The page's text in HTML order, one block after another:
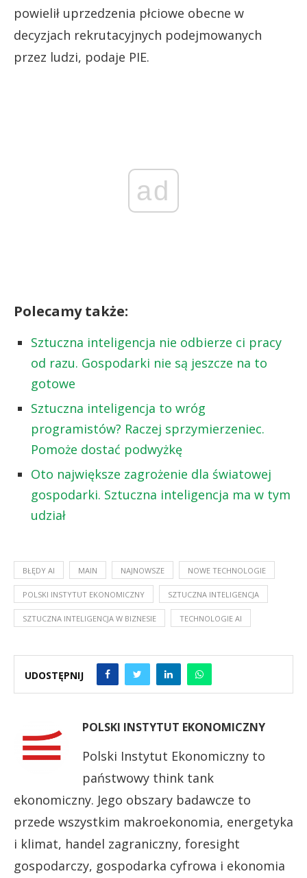
powielił uprzedzenia płciowe obecne w
decyzjach rekrutacyjnych podejmowanych
przez ludzi, podaje PIE.
ad
Polecamy także:
Sztuczna inteligencja nie odbierze ci pracy
od razu. Gospodarki nie są jeszcze na to
gotowe
Sztuczna inteligencja to wróg
programistów? Raczej sprzymierzeniec.
Pomoże dostać podwyżkę
Oto największe zagrożenie dla światowej
gospodarki. Sztuczna inteligencja ma w tym
udział
BŁĘDY AI MAIN NAJNOWSZE NOWE TECHNOLOGIE
POLSKI INSTYTUT EKONOMICZNY SZTUCZNA INTELIGENCJA
SZTUCZNA INTELIGENCJA W BIZNESIE TECHNOLOGIE AI
UDOSTĘPNIJ
POLSKI INSTYTUT EKONOMICZNY
Polski Instytut Ekonomiczny to
państwowy think tank
ekonomiczny. Jego obszary badawcze to
przede wszystkim makroekonomia, energetyka
i klimat, handel zagraniczny, foresight
gospodarczy, gospodarka cyfrowa i ekonomia